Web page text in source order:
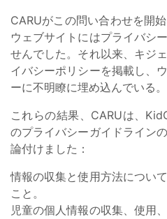
CARUがこの問い合わせを開
ウェブサイトにはプライバシ
せんでした。それ以来、キジ
イバシーポリシーを掲載し、
ーに不明瞭に埋め込んでいる。
これらの結果、CARUは、
のプライバシーガイドライン
論付けました：
情報の収集と使用方法につい
こと。
児童の個人情報の収集、使用